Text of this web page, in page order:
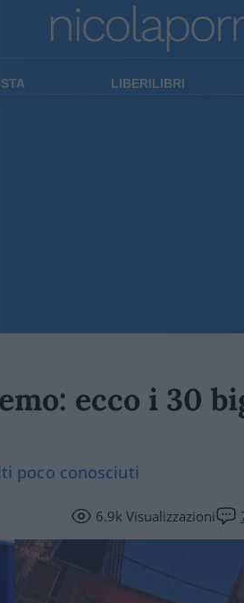
LIBERILIBRI
ecco i 30
poco conosciuti
6.9kVisualizzazioni